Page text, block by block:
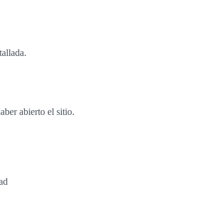
abierto el sitio.